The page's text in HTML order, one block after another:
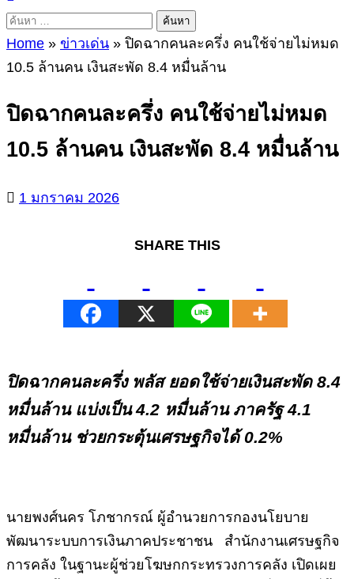
ค้นหา
สำหรับ:
Home » ข่าวเด่น » ปิดฉากคนละครึ่ง คนใช้จ่ายไม่หมด
10.5 ล้านคน เงินสะพัด 8.4 หมื่นล้าน
ปิดฉากคนละครึ่ง คนใช้จ่ายไม่หมด
10.5 ล้านคน เงินสะพัด 8.4 หมื่นล้าน
1 มกราคม 2026
SHARE THIS
ปิดฉากคนละครึ่ง พลัส ยอดใช้จ่ายเงินสะพัด 8.4
หมื่นล้าน แบ่งเป็น 4.2 หมื่นล้าน ภาครัฐ 4.1
หมื่นล้าน ช่วยกระตุ้นเศรษฐกิจได้ 0.2%
นายพงศ์นคร โภชากรณ์ ผู้อำนวยการกองนโยบาย
พัฒนาระบบการเงินภาคประชาชน สำนักงานเศรษฐกิจ
การคลัง ในฐานะผู้ช่วยโฆษกกระทรวงการคลัง เปิดเผย